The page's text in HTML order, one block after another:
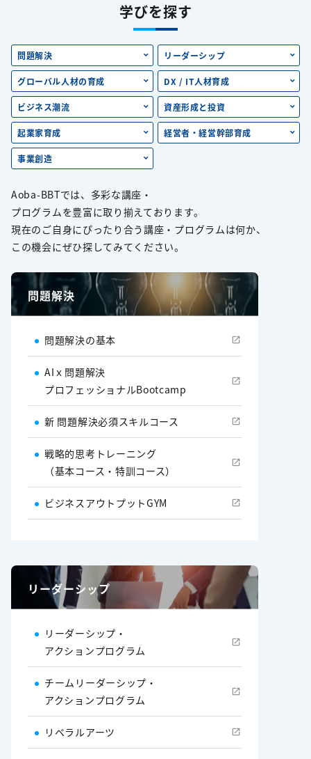
学びを探す
問題解決 リーダーシップ
グローバル人材の育成 DX / IT人材育成
ビジネス潮流 資産形成と投資
起業家育成 経営者・経営幹部育成
事業創造
Aoba-BBTでは、多彩な講座・
プログラムを豊富に取り揃えております。
現在のご自身にぴったり合う講座・プログラムは何か、
この機会にぜひ探してみてください。
問題解決
問題解決の基本
AIｘ問題解決
プロフェッショナルBootcamp
新 問題解決必須スキルコース
戦略的思考トレーニング
（基本コース・特訓コース）
ビジネスアウトプットGYM
リーダーシップ
リーダーシップ・
アクションプログラム
チームリーダーシップ・
アクションプログラム
リベラルアーツ